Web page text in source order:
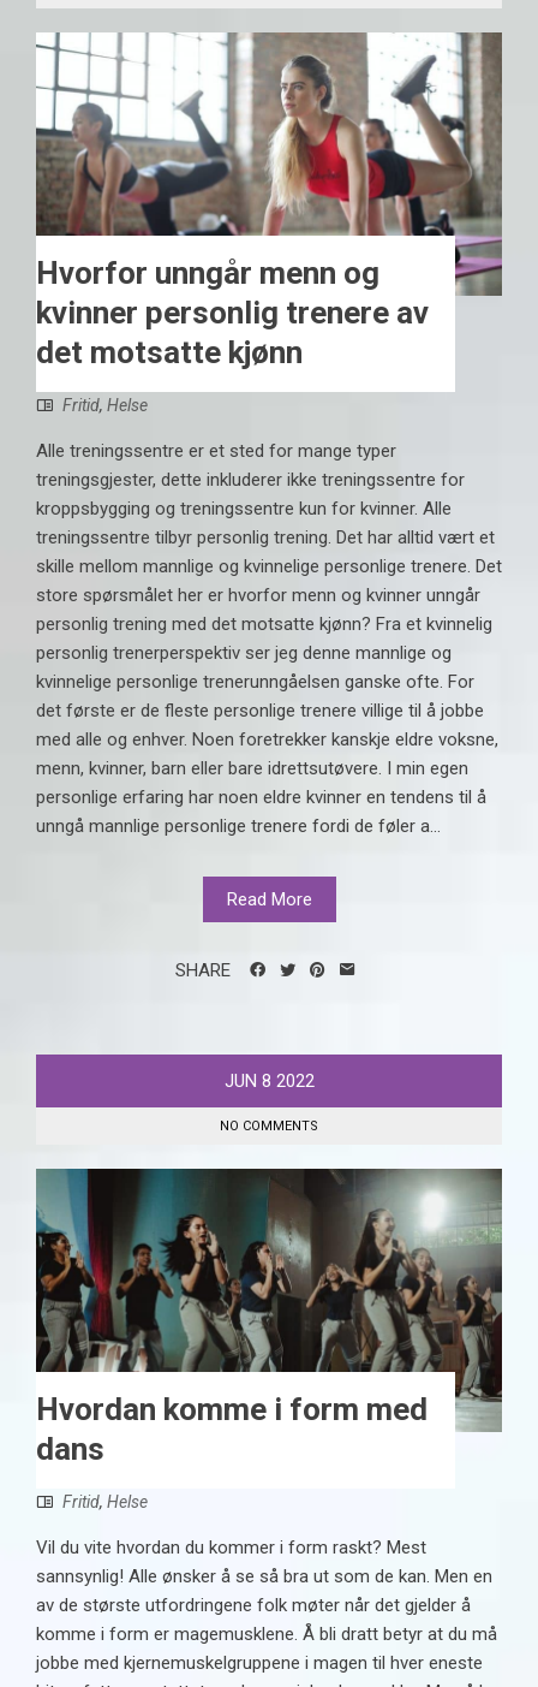
Hvorfor unngår menn og
kvinner personlig trenere av
det motsatte kjønn
Fritid, Helse
Alle treningssentre er et sted for mange typer
treningsgjester, dette inkluderer ikke treningssentre for
kroppsbygging og treningssentre kun for kvinner. Alle
treningssentre tilbyr personlig trening. Det har alltid vært et
skille mellom mannlige og kvinnelige personlige trenere. Det
store spørsmålet her er hvorfor menn og kvinner unngår
personlig trening med det motsatte kjønn? Fra et kvinnelig
personlig trenerperspektiv ser jeg denne mannlige og
kvinnelige personlige trenerunngåelsen ganske ofte. For
det første er de fleste personlige trenere villige til å jobbe
med alle og enhver. Noen foretrekker kanskje eldre voksne,
menn, kvinner, barn eller bare idrettsutøvere. I min egen
personlige erfaring har noen eldre kvinner en tendens til å
unngå mannlige personlige trenere fordi de føler a...
Read More
SHARE
JUN 8 2022
NO COMMENTS
Hvordan komme i form med
dans
Fritid, Helse
Vil du vite hvordan du kommer i form raskt? Mest
sannsynlig! Alle ønsker å se så bra ut som de kan. Men en
av de største utfordringene folk møter når det gjelder å
komme i form er magemusklene. Å bli dratt betyr at du må
jobbe med kjernemuskelgruppene i magen til hver eneste